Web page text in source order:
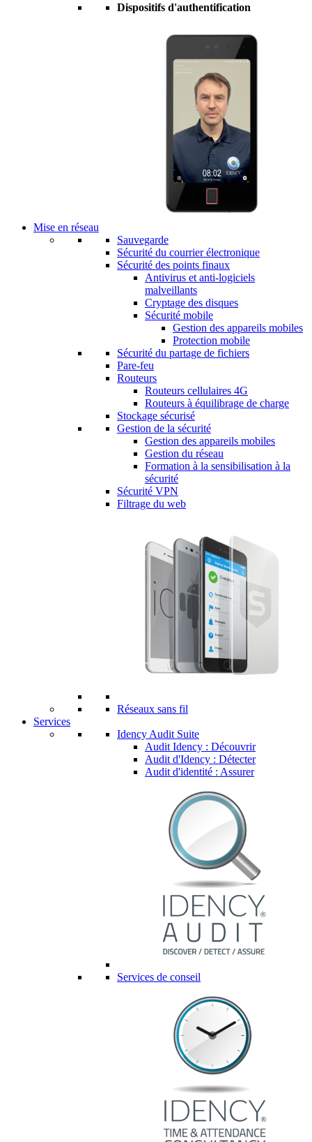
Dispositifs d'authentification
Mise en réseau
Sauvegarde
Sécurité du courrier électronique
Sécurité des points finaux
Antivirus et anti-logiciels
malveillants
Cryptage des disques
Sécurité mobile
Gestion des appareils mobiles
Protection mobile
Sécurité du partage de fichiers
Pare-feu
Routeurs
Routeurs cellulaires 4G
Routeurs à équilibrage de charge
Stockage sécurisé
Gestion de la sécurité
Gestion des appareils mobiles
Gestion du réseau
Formation à la sensibilisation à la
sécurité
Sécurité VPN
Filtrage du web
Réseaux sans fil
Services
Idency Audit Suite
Audit Idency : Découvrir
Audit d'Idency : Détecter
Audit d'identité : Assurer
Services de conseil